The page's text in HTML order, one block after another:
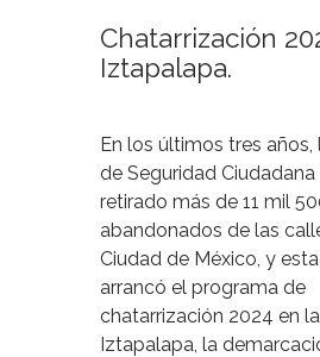
Chatarrización
Iztapalapa.
En los últimos tres años,
de Seguridad Ciudadana
retirado más de 11 mil
abandonados de las
Ciudad de México, y
arrancó el programa de
chatarrización 2024 en
Iztapalapa, la